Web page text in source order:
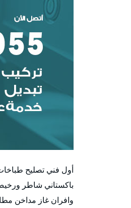
أول فني تصليح
باكستاني شاطر
وافران غاز مداخن